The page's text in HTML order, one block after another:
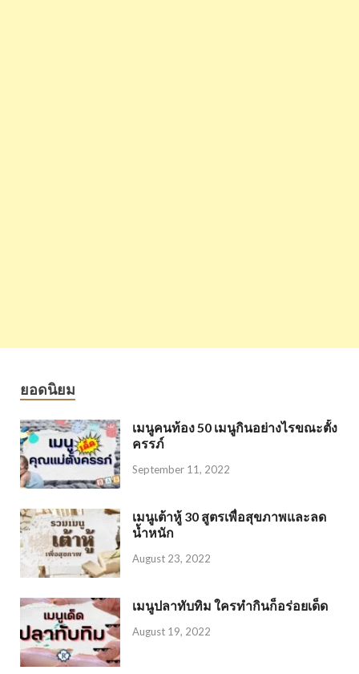
ยอดนิยม
เมนูคนท้อง 50 เมนูกินอย่างไรขณะตั้ง
ครรภ์
September 11, 2022
เมนูเต้าหู้ 30 สูตรเพื่อสุขภาพและลด
น้ำหนัก
August 23, 2022
เมนูปลาทับทิม ใครทำกินก็อร่อยเด็ด
August 19, 2022